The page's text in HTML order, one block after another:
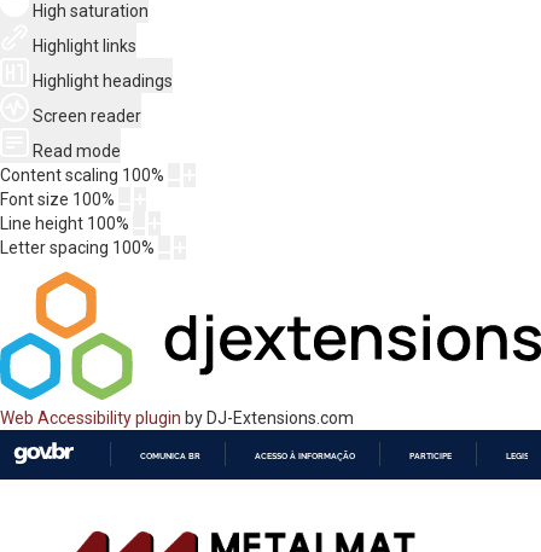
High saturation
Highlight links
Highlight headings
Screen reader
Read mode
Content scaling 100%
Font size 100%
Line height 100%
Letter spacing 100%
Web Accessibility plugin by DJ-Extensions.com
CONTEÚDO
COMUNICA BR ACESSO À INFORMAÇÃO PARTICIPE